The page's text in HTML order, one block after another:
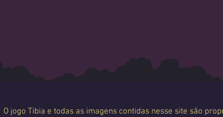
O jogo Tibia e todas as imagens contidas nesse site são